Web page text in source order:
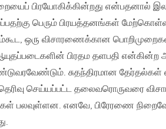
பிரயோகிக்கின்றது என்பதனால்
பெரும் பிரயத்தனங்கள்
ஒரு விசாரணைக்கான பொறிமுறைகள்
பிரதம தளபதி என்கின்ற
சுதந்திரமான
செய்யப்பட்ட தலைவரொருவரை
பலவுள்ளன. எனவே, பிரேரணை